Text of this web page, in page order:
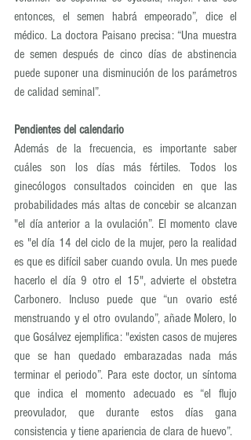
entonces, el semen habrá empeorado”, dice el
médico. La doctora Paisano precisa: “Una muestra
de semen después de cinco días de abstinencia
puede suponer una disminución de los parámetros
de calidad seminal”.
Pendientes del calendario
Además de la frecuencia, es importante saber
cuáles son los días más fértiles. Todos los
ginecólogos consultados coinciden en que las
probabilidades más altas de concebir se alcanzan
"el día anterior a la ovulación”. El momento clave
es "el día 14 del ciclo de la mujer, pero la realidad
es que es difícil saber cuando ovula. Un mes puede
hacerlo el día 9 otro el 15", advierte el obstetra
Carbonero. Incluso puede que “un ovario esté
menstruando y el otro ovulando”, añade Molero, lo
que Gosálvez ejemplifica: "existen casos de mujeres
que se han quedado embarazadas nada más
terminar el periodo”. Para este doctor, un síntoma
que indica el momento adecuado es “el flujo
preovulador, que durante estos días gana
consistencia y tiene apariencia de clara de huevo”.